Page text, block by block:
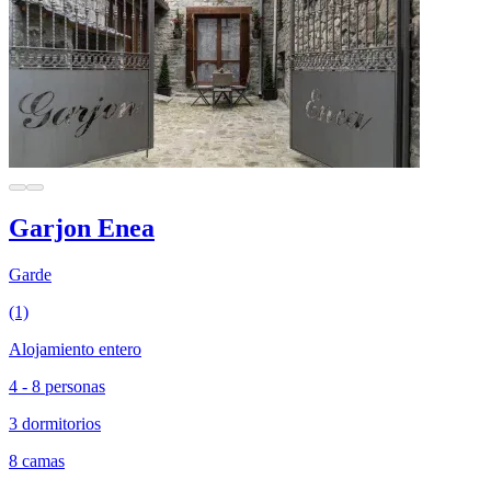
Garjon Enea
Garde
(1)
Alojamiento entero
4 - 8 personas
3 dormitorios
8 camas